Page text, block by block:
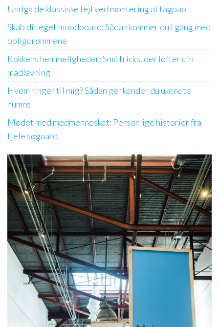
Undgå de klassiske fejl ved montering af tagpap
Skab dit eget moodboard: Sådan kommer du i gang med
boligdrømmene
Kokkens hemmeligheder: Små tricks, der løfter din
madlavning
Hvem ringer til mig? Sådan genkender du ukendte
numre
Mødet med medmennesket: Personlige historier fra
tjele søgaard